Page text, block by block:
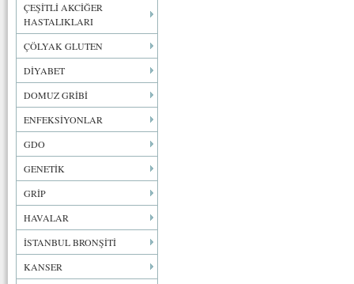
ÇEŞİTLİ AKCİĞER
HASTALIKLARI
ÇÖLYAK GLUTEN
DİYABET
DOMUZ GRİBİ
ENFEKSİYONLAR
GDO
GENETİK
GRİP
HAVALAR
İSTANBUL BRONŞİTİ
KANSER